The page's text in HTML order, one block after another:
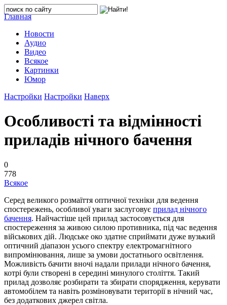
Главная
Новости
Аудио
Видео
Всякое
Картинки
Юмор
Настройки Настройки Наверх
Особливості та відмінності
приладів нічного бачення
0
778
Всякое
Серед великого розмаїття оптичної техніки для ведення
спостережень, особливої уваги заслуговує прилад нічного
бачення. Найчастіше цей прилад застосовується для
спостереження за живою силою противника, під час ведення
військових дій. Людське око здатне сприймати дуже вузький
оптичний діапазон усього спектру електромагнітного
випромінювання, лише за умови достатнього освітлення.
Можливість бачити вночі надали прилади нічного бачення,
котрі були створені в середині минулого століття. Такий
прилад дозволяє розбирати та збирати спорядження, керувати
автомобілем та навіть розміновувати території в нічний час,
без додаткових джерел світла.